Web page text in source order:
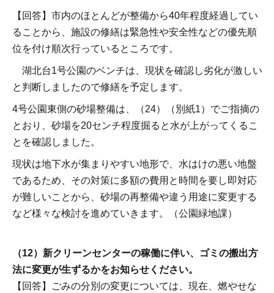
【回答】市内のほとんどが整備から40年程度経過してい
ることから、施設の修繕は緊急性や安全性などの優先順
位を付け順次行っているところです。
湖北台1号公園のベンチは、現状を確認し劣化が激しい
と判断しましたので修繕を予定します。
4号公園東側の砂場整備は、（24）（別紙1）でご指摘の
とおり、砂場を20センチ程度掘ると水が上がってくるこ
とを確認しました。
現状は地下水が集まりやすい地形で、水はけの悪い地盤
であるため、その対策に多額の費用と時間を要し即対応
が難しいことから、砂場の再整備や違う用途に変更する
など様々な検討を進めていきます。（公園緑地課）
（12）新クリーンセンターの稼働に伴い、ゴミの搬出方
法に変更が生ずるかをお知らせください。
【回答】ごみの分別の変更については、現在、燃やせな